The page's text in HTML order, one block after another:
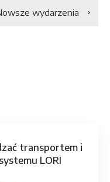
wydarzenia
transportem i
LORI